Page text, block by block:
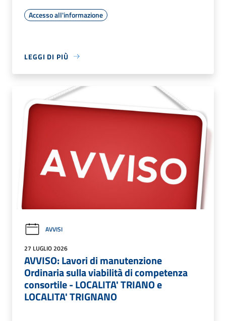
Accesso all'informazione
LEGGI DI PIÙ
AVVISI
27 LUGLIO 2026
AVVISO: Lavori di manutenzione
Ordinaria sulla viabilità di competenza
consortile - LOCALITA' TRIANO e
LOCALITA' TRIGNANO